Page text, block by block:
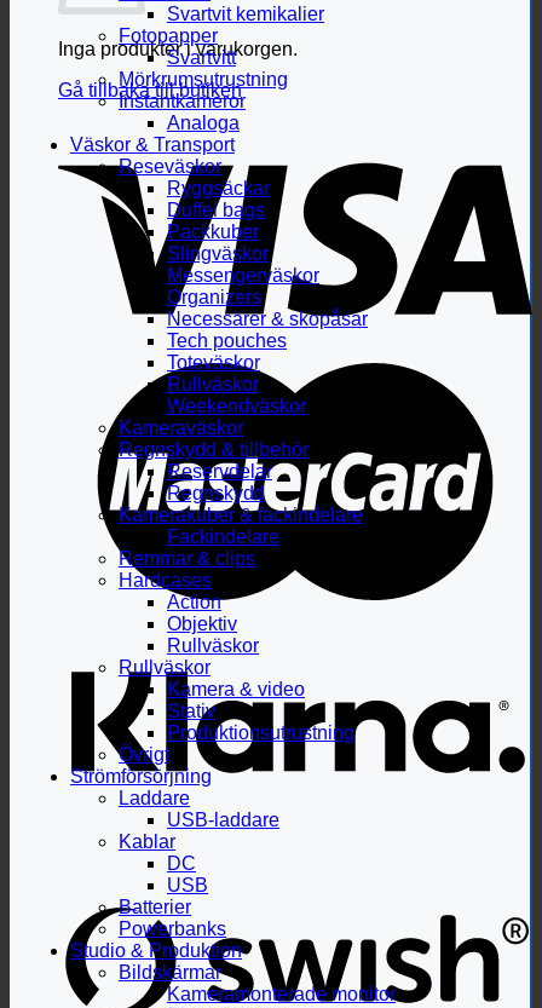
Inga produkter i varukorgen.
Gå tillbaka till butiken
Svartvit kemikalier
Fotopapper
Svartvitt
Mörkrumsutrustning
Instantkameror
Analoga
Väskor & Transport
Reseväskor
Ryggsäckar
Duffel bags
Packkuber
Slingväskor
Messengerväskor
Organizers
Necessärer & skopåsar
Tech pouches
Toteväskor
Rullväskor
Weekendväskor
Kameraväskor
Regnskydd & tillbehör
Reservdelar
Regnskydd
Kamerakuber & fackindelare
Fackindelare
Remmar & clips
Hardcases
Action
Objektiv
Rullväskor
Rullväskor
Kamera & video
Stativ
Produktionsutrustning
Övrigt
Strömförsörjning
Laddare
USB-laddare
Kablar
DC
USB
Batterier
Powerbanks
Studio & Produktion
Bildskärmar
Kameramonterade monitor